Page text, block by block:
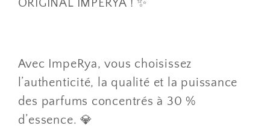
ORIGINAL IMPERYA ! ✨
Avec ImpeRya, vous choisissez
l’authenticité, la qualité et la puissance
des parfums concentrés à 30 %
d’essence. 💎